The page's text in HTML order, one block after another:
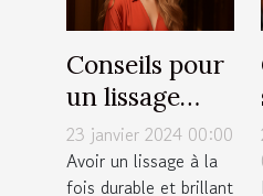
Conseils pour
un lissage
durable et
brillant : top
23 janvier 2024 00:00
Avoir un lissage à la
fois durable et brillant